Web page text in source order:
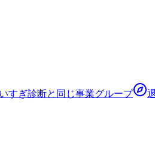
すぎ診断と同じ事業グループ